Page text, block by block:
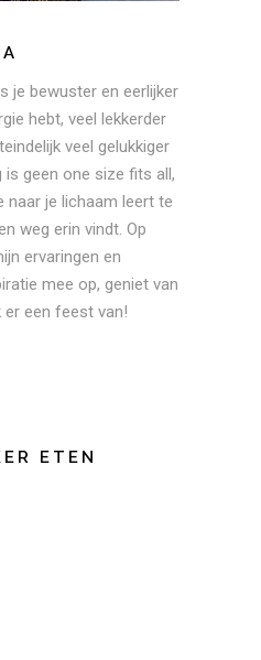
je bewuster en eerlijker
hebt, veel lekkerder
veel gelukkiger
is geen one size fits all,
naar je lichaam leert te
weg erin vindt. Op
ervaringen en
mee op, geniet van
er een feest van!
ETEN